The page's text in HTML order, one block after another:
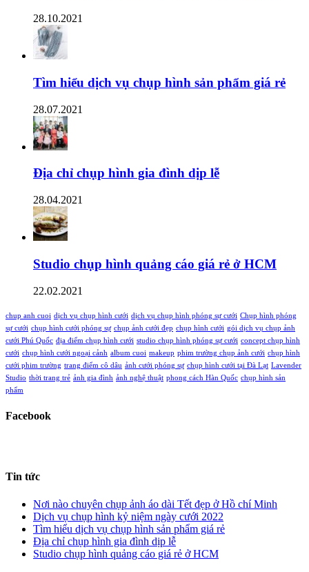
28.10.2021
Tìm hiểu dịch vụ chụp hình sản phẩm giá rẻ
28.07.2021
Địa chỉ chụp hình gia đình dịp lễ
28.04.2021
Studio chụp hình quảng cáo giá rẻ ở HCM
22.02.2021
chup anh cuoi dịch vụ chụp hình cưới dịch vụ chụp hình phóng sự cưới Chụp hình phóng
sự cưới chụp hình cưới phóng sự chụp ảnh cưới đẹp chụp hình cưới gói dịch vụ chụp ảnh
cưới Phú Quốc địa điểm chụp hình cưới studio chụp hình phóng sự cưới concept chụp hình
cưới chụp hình cưới ngoại cảnh album cuoi makeup phim trường chụp ảnh cưới chụp hình
cưới phim trường trang điểm cô dâu ảnh cưới phóng sự chụp hình cưới tại Đà Lạt Lavender
Studio thời trang trẻ ảnh gia đình ảnh nghệ thuật phong cách Hàn Quốc chụp hình sản
phẩm
Facebook
Tin tức
Nơi nào chuyên chụp ảnh áo dài Tết đẹp ở Hồ chí Minh
Dịch vụ chụp hình kỷ niệm ngày cưới 2022
Tìm hiểu dịch vụ chụp hình sản phẩm giá rẻ
Địa chỉ chụp hình gia đình dịp lễ
Studio chụp hình quảng cáo giá rẻ ở HCM